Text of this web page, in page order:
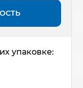
упаковке: